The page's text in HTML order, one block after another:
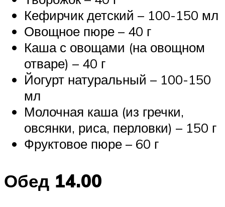
Кефирчик детский – 100-150 мл
Овощное пюре – 40 г
Каша с овощами (на овощном
отваре) – 40 г
Йогурт натуральный – 100-150
мл
Молочная каша (из гречки,
овсянки, риса, перловки) – 150 г
Фруктовое пюре – 60 г
Обед 14.00